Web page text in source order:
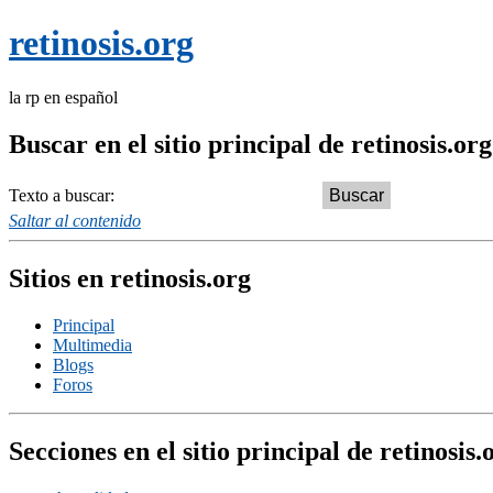
retinosis.org
la rp en español
Buscar en el sitio principal de retinosis.org
Texto a buscar:
Saltar al contenido
Sitios en retinosis.org
Principal
Multimedia
Blogs
Foros
Secciones en el sitio principal de